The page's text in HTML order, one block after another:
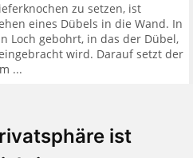
ist
zu setzen, ist
eines Dübels in die Wand. In
Loch gebohrt, in das der Dübel,
wird. Darauf setzt der
...